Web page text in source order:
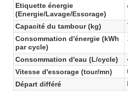
Etiquette énergie
(Energie/Lavage/Essorage)
Capacité du tambour (kg)
Consommation d'énergie (kWh
par cycle)
Consommation d'eau (L/cycle)
Vitesse d'essorage (tour/mn)
Départ différé